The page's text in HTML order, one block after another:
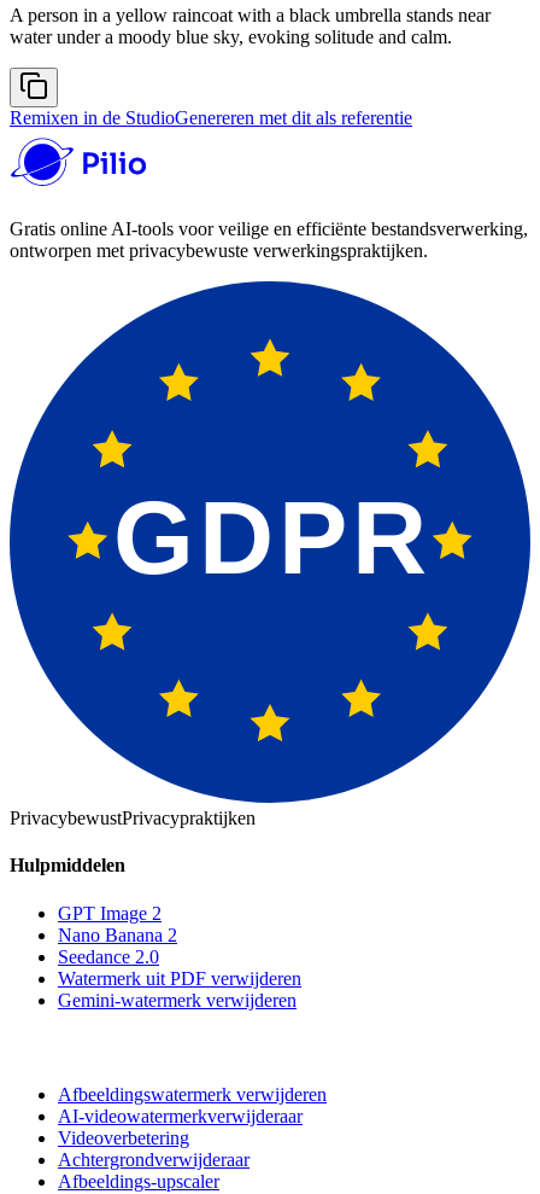
A person in a yellow raincoat with a black umbrella stands near
water under a moody blue sky, evoking solitude and calm.
Remixen in de StudioGenereren met dit als referentie
Gratis online AI-tools voor veilige en efficiënte bestandsverwerking,
ontworpen met privacybewuste verwerkingspraktijken.
GDPR
PrivacybewustPrivacypraktijken
Hulpmiddelen
GPT Image 2
Nano Banana 2
Seedance 2.0
Watermerk uit PDF verwijderen
Gemini-watermerk verwijderen
Afbeeldingswatermerk verwijderen
AI-videowatermerkverwijderaar
Videoverbetering
Achtergrondverwijderaar
Afbeeldings-upscaler